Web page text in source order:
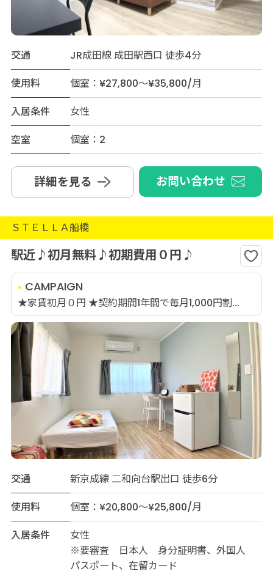
交通
JR成田線 成田駅西口 徒歩4分
使用料
個室：¥27,800～¥35,800/月
入居条件
女性
空室
個室：2
詳細を見る お問い合わせ
ＳＴＥＬＬＡ船橋
駅近♪初月無料♪初期費用０円♪
CAMPAIGN
★家賃初月０円 ★契約期間1年間で毎月1,000円割...
交通
新京成線 二和向台駅出口 徒歩6分
使用料
個室：¥20,800～¥25,800/月
入居条件
女性
※要審査 日本人 身分証明書、外国人
パスポート、在留カード